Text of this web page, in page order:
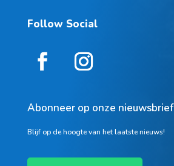
Follow Social
Abonneer op onze nieuwsbrief
Blijf op de hoogte van het laatste nieuws!